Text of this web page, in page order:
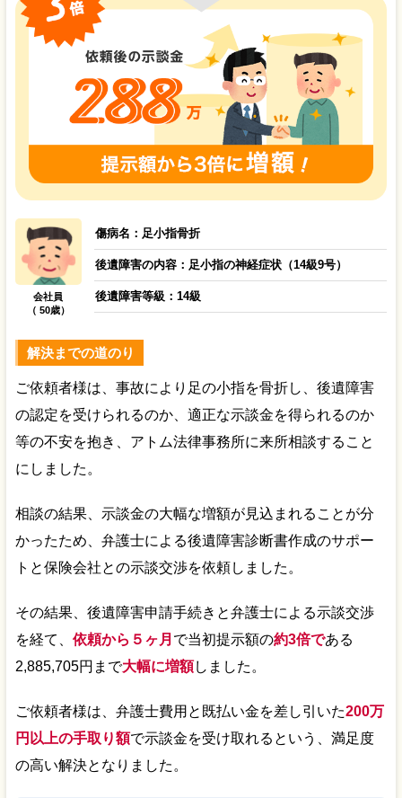
会社員
（ 50歳）
傷病名：足小指骨折
後遺障害の内容：足小指の神経症状（14級9号）
後遺障害等級：14級
解決までの道のり
ご依頼者様は、事故により足の小指を骨折し、後遺障害
の認定を受けられるのか、適正な示談金を得られるのか
等の不安を抱き、アトム法律事務所に来所相談すること
にしました。
相談の結果、示談金の大幅な増額が見込まれることが分
かったため、弁護士による後遺障害診断書作成のサポー
トと保険会社との示談交渉を依頼しました。
その結果、後遺障害申請手続きと弁護士による示談交渉
を経て、 依頼から５ヶ月 で当初提示額の約3倍である
2,885,705円まで大幅に増額しました。
ご依頼者様は、弁護士費用と既払い金を差し引いた200万
円以上の手取り額で示談金を受け取れるという、満足度
の高い解決となりました。